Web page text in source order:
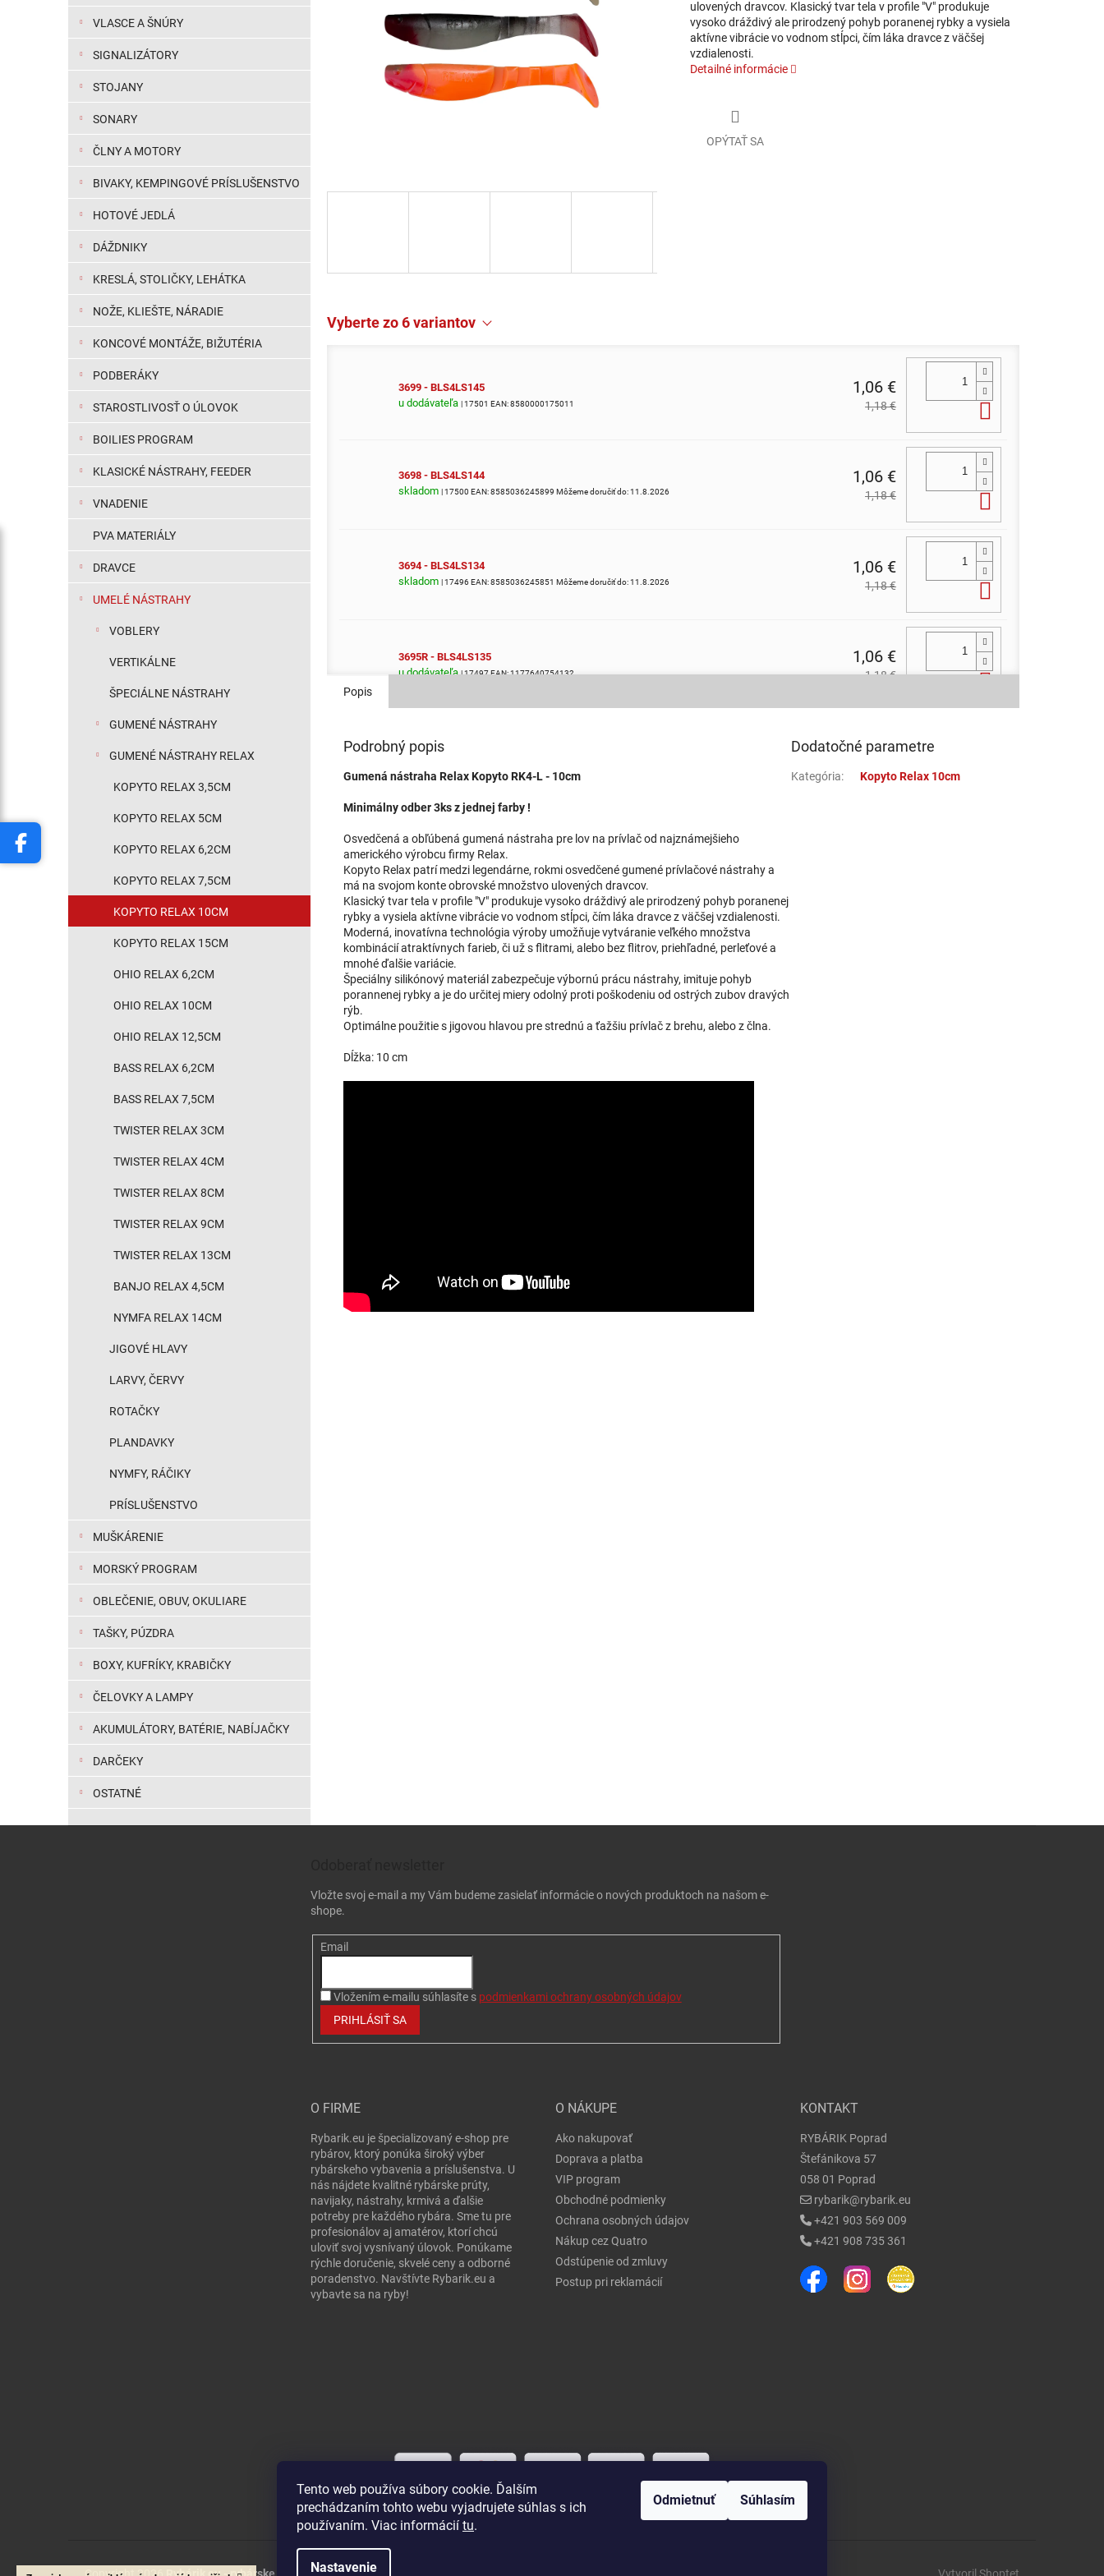
Tento web používa súbory cookie. Ďalším
prechádzaním tohto webu vyjadrujete súhlas s ich
používaním. Viac informácií tu.
Nastavenie
Odmietnuť Súhlasím
VLASCE A ŠNÚRY
SIGNALIZÁTORY
STOJANY
SONARY
ČLNY A MOTORY
BIVAKY, KEMPINGOVÉ PRÍSLUŠENSTVO
HOTOVÉ JEDLÁ
DÁŽDNIKY
KRESLÁ, STOLIČKY, LEHÁTKA
NOŽE, KLIEŠTE, NÁRADIE
KONCOVÉ MONTÁŽE, BIŽUTÉRIA
PODBERÁKY
STAROSTLIVOSŤ O ÚLOVOK
BOILIES PROGRAM
KLASICKÉ NÁSTRAHY, FEEDER
VNADENIE
PVA MATERIÁLY
DRAVCE
UMELÉ NÁSTRAHY
VOBLERY
VERTIKÁLNE
ŠPECIÁLNE NÁSTRAHY
GUMENÉ NÁSTRAHY
GUMENÉ NÁSTRAHY RELAX
KOPYTO RELAX 3,5CM
KOPYTO RELAX 5CM
KOPYTO RELAX 6,2CM
KOPYTO RELAX 7,5CM
KOPYTO RELAX 10CM
KOPYTO RELAX 15CM
OHIO RELAX 6,2CM
OHIO RELAX 10CM
OHIO RELAX 12,5CM
BASS RELAX 6,2CM
BASS RELAX 7,5CM
TWISTER RELAX 3CM
TWISTER RELAX 4CM
TWISTER RELAX 8CM
TWISTER RELAX 9CM
TWISTER RELAX 13CM
BANJO RELAX 4,5CM
NYMFA RELAX 14CM
JIGOVÉ HLAVY
LARVY, ČERVY
ROTAČKY
PLANDAVKY
NYMFY, RÁČIKY
PRÍSLUŠENSTVO
MUŠKÁRENIE
MORSKÝ PROGRAM
OBLEČENIE, OBUV, OKULIARE
TAŠKY, PÚZDRA
BOXY, KUFRÍKY, KRABIČKY
ČELOVKY A LAMPY
AKUMULÁTORY, BATÉRIE, NABÍJAČKY
DARČEKY
OSTATNÉ
ulovených dravcov. Klasický tvar tela v profile "V" produkuje
vysoko dráždivý ale prirodzený pohyb poranenej rybky a vysiela
aktívne vibrácie vo vodnom stĺpci, čím láka dravce z väčšej
vzdialenosti.
Detailné informácie
OPÝTAŤ SA
Vyberte zo 6 variantov
3699 - BLS4LS145
u dodávateľa | 17501 EAN:8580000175011
1,06 €
1,18 €
3698 - BLS4LS144
skladom | 17500 EAN:8585036245899 Môžeme doručiť do:11.8.2026
1,06 €
1,18 €
3694 - BLS4LS134
skladom | 17496 EAN:8585036245851 Môžeme doručiť do:11.8.2026
1,06 €
1,18 €
3695R - BLS4LS135
u dodávateľa| 17497EAN:1177640754132
1,06 €
1,18 € Do košíka
3693 - BLS4LS132
1,06 €
3691 - BLS4LS126
u dodávateľa| 17493
Popis
Podrobný popis
Gumená nástraha Relax Kopyto RK4-L - 10cm
Minimálny odber 3ks z jednej farby !
Osvedčená a obľúbená gumená nástraha pre lov na prívlač od najznámejšieho
amerického výrobcu firmy Relax.
Kopyto Relax patrí medzi legendárne, rokmi osvedčené gumené prívlačové nástrahy a
má na svojom konte obrovské množstvo ulovených dravcov.
Klasický tvar tela v profile "V" produkuje vysoko dráždivý ale prirodzený pohyb poranenej
rybky a vysiela aktívne vibrácie vo vodnom stĺpci, čím láka dravce z väčšej vzdialenosti.
Moderná, inovatívna technológia výroby umožňuje vytváranie veľkého množstva
kombinácií atraktívnych farieb, či už s flitrami, alebo bez flitrov, priehľadné, perleťové a
mnohé ďalšie variácie.
Špeciálny silikónový materiál zabezpečuje výbornú prácu nástrahy, imituje pohyb
porannenej rybky a je do určitej miery odolný proti poškodeniu od ostrých zubov dravých
rýb.
Optimálne použitie s jigovou hlavou pre strednú a ťažšiu prívlač z brehu, alebo z člna.
Dĺžka: 10 cm
Dodatočné parametre
Kategória: Kopyto Relax 10cm
Vložte svoj e-mail a my Vám budeme zasielať informácie o nových produktoch na našom e-
shope.
Email
Vložením e-mailu súhlasíte s podmienkami ochrany osobných údajov
PRIHLÁSIŤ SA
O FIRME
Rybarik.eu je špecializovaný e-shop pre
rybárov, ktorý ponúka široký výber
rybárskeho vybavenia a príslušenstva. U
nás nájdete kvalitné rybárske prúty,
navijaky, nástrahy, krmivá a ďalšie
potreby pre každého rybára. Sme tu pre
profesionálov aj amatérov, ktorí chcú
uloviť svoj vysnívaný úlovok. Ponúkame
rýchle doručenie, skvelé ceny a odborné
poradenstvo. Navštívte Rybarik.eu a
vybavte sa na ryby!
O NÁKUPE
Ako nakupovať
Doprava a platba
VIP program
Obchodné podmienky
Ochrana osobných údajov
Nákup cez Quatro
Odstúpenie od zmluvy
Postup pri reklamácií
KONTAKT
RYBÁRIK Poprad
Štefánikova 57
058 01 Poprad
rybarik@rybarik.eu
+421 903 569 009
+421 908 735 361
Vytvoril Shoptet